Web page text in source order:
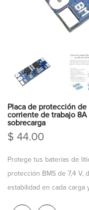
Placa de protección
corriente de trabajo
sobrecarga
$ 44.00
Protege tus baterías de
protección BMS de 7,4 V,
estabilidad en cada carga